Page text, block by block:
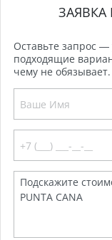
ЗАЯВКА
Оставьте запрос
подходящие
чему не обязывает.